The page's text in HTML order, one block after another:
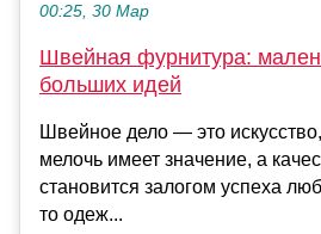
00:25, 30 Мар
Швейная фурнитура:
больших идей
Швейное дело — это
мелочь имеет значение, а
становится залогом успеха
то одеж...